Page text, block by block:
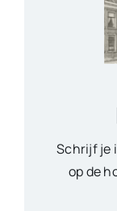
Schrijf je
op de